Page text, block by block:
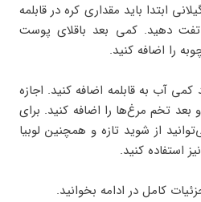
ابتدا باید مقداری کره در قابلمه
تفت دهید. کمی بعد باقلای پوست
را اضافه کنید.
آب به قابلمه اضافه کنید. اجازه
تخم مرغ‌ها را اضافه کنید. برای
از شوید تازه و همچنین لوبیا
استفاده کنید.
کامل در ادامه بخوانید.